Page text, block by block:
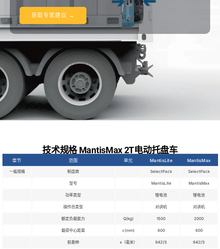
获取专家建议 →
技术规格 MantisMax 2T电动托盘车
章节 范围 单元 MantisLite MantisMax
一般规格 制造商 SelectPack SelectPack
型号 MantisLite MantisMax
功率类型 锂电池 锂电池
操作员类型 对讲机 对讲机
额定负载能力 Q(kg) 1500 2000
载荷中心距离 c(mm) 600 600
前悬伸 x（毫米） 942(1) 942(1)